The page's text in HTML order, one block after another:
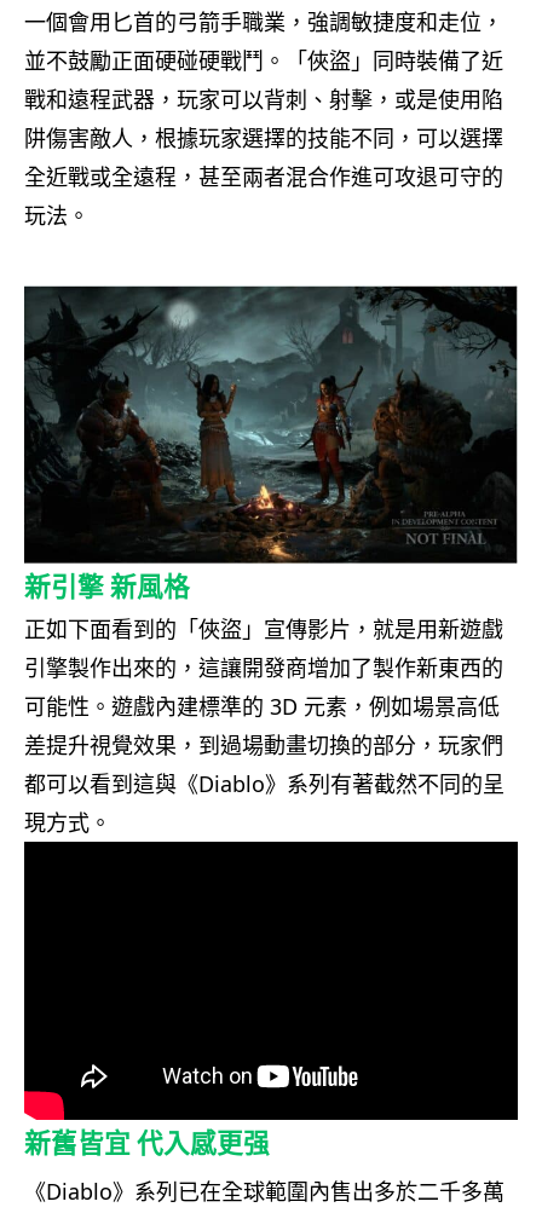
一個會用匕首的弓箭手職業，強調敏捷度和走位，
並不鼓勵正面硬碰硬戰鬥。「俠盜」同時裝備了近
戰和遠程武器，玩家可以背刺、射擊，或是使用陷
阱傷害敵人，根據玩家選擇的技能不同，可以選擇
全近戰或全遠程，甚至兩者混合作進可攻退可守的
玩法。
新引擎 新風格
正如下面看到的 「俠盜」 宣傳影片，就是用新遊戲
引擎製作出來的，這讓開發商增加了製作新東西的
可能性。遊戲內建標準的 3D 元素，例如場景高低
差提升視覺效果， 到過場動畫切換的部分，玩家們
都可以看到這與 《Diablo》 系列有著截然不同的呈
現方式。
新舊皆宜 代入感更强
《Diablo》系列已在全球範圍內售出多於二千多萬